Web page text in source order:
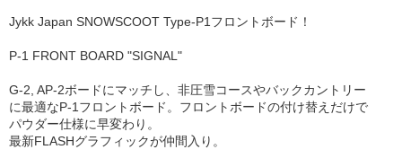
Jykk Japan SNOWSCOOT Type-P1フロントボード！
P-1 FRONT BOARD "SIGNAL"
G-2, AP-2ボードにマッチし、非圧雪コースやバックカントリー
に最適なP-1フロントボード。フロントボードの付け替えだけで
パウダー仕様に早変わり。
最新FLASHグラフィックが仲間入り。